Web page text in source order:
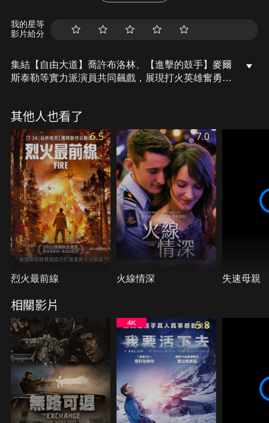
我的星等
影片給分
集結【自由大道】喬許布洛林、【進擊的鼓手】麥爾
斯泰勒等實力派演員共同飆戲，展現打火英雄奮勇交
程，和隊友發展出患難與共的同袍情誼，而一場亞內
爾山大火將迫使團隊面對危急的生離死別。
其他人也看了
6.5
烈火最前線
7.0
火線情深 失速母親
相關影片
5.8